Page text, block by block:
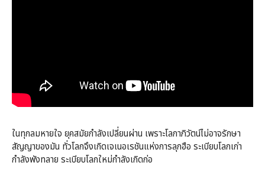
ในทุกลมหายใจ ยุคสมัยกำลังเปลี่ยนผ่าน เพราะโลกาภิวัตน์ไม่อาจรักษา
สัญญาของมัน ทั่วโลกจึงเกิดเจเนอเรชันแห่งการลุกฮือ ระเบียบโลกเก่า
กำลังพังทลาย ระเบียบโลกใหม่กำลังเกิดก่อ